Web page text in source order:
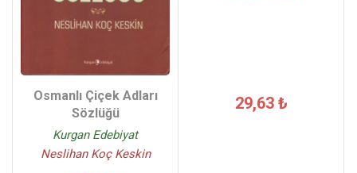
Osmanlı Çiçek Adları
Sözlüğü
Kurgan Edebiyat
Neslihan Koç Keskin
29,63 ₺